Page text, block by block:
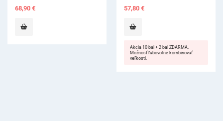
57,80€
Akcia 10 bal + 2 bal ZDARMA.
Možnosť ľubovoľne kombinovať
veľkosti.